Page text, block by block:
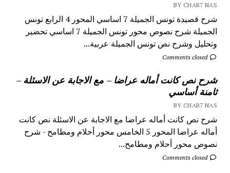
BY CHAR7 NAS
شرح قصيدة تونس الجميلة 7 اساسي المحور 4 الرابع تونس
الجميلة شرح نصوص محور تونس الجميلة 7 اساسي تحضير
وتحليل وشرح نص تونس الجميلة عربية...
Comments closed
شرح نص كانت أماله عراضا – مع الاجابة عن الاسئلة –
ثامنة أساسي
BY CHAR7 NAS
شرح نص كانت أماله عراضا مع الاجابة عن الاسئلة نص كانت
أماله عراضا المحور 5 الخامس محور أحلام ومطامح - شرح
نصوص محور أحلام ومطامح...
Comments closed